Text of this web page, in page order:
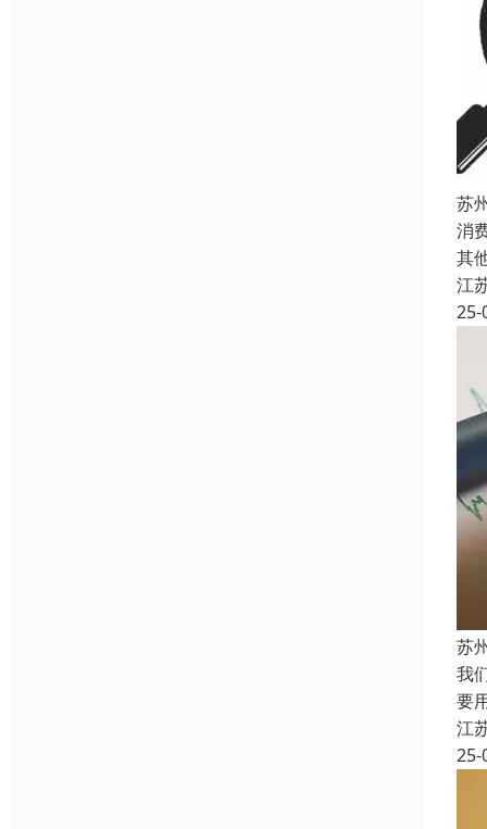
苏
消
其
江
25-
苏
我
要
江
25-